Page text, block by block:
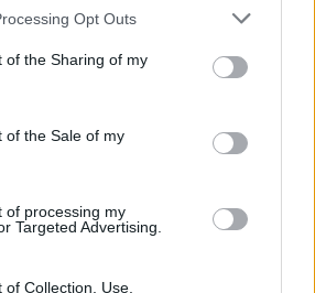
app uses one or more Google
or usage behaviour. You may click to
to Google and its third-party tags to
specified purposes in below Google
Opt Outs
of the Sharing of my
of the Sale of my
of processing my
Targeted Advertising.
Collection, Use,
αυτή προσφέρεται σε
μόνο στην web έκδοση του
δικτύου αλλά ελπίζουμε ότι
σύντομα και γρήγορα. Μπορείτε
αυτής της λειτουργίας